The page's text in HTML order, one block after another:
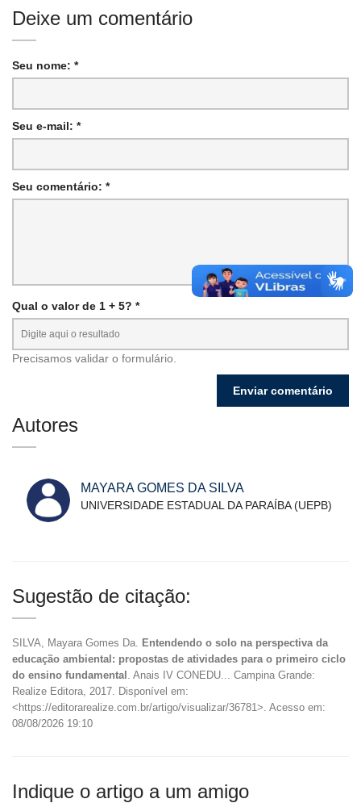
Deixe um comentário
Seu nome: *
Seu e-mail: *
Seu comentário: *
Qual o valor de 1 + 5? *
Precisamos validar o formulário.
Autores
MAYARA GOMES DA SILVA
UNIVERSIDADE ESTADUAL DA PARAÍBA (UEPB)
Sugestão de citação:
SILVA, Mayara Gomes Da.
Entendendo o solo na perspectiva da
educação ambiental: propostas de atividades para o primeiro ciclo
do ensino fundamental
. Anais IV CONEDU... Campina Grande:
Realize Editora, 2017. Disponível em:
<https://editorarealize.com.br/artigo/visualizar/36781>. Acesso em:
08/08/2026 19:10
Indique o artigo a um amigo